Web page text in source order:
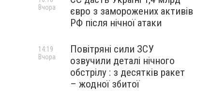
євро з заморожених активів
РФ після нічної атаки
Вчора
Повітряні сили ЗСУ
озвучили деталі нічного
обстрілу : з десятків ракет
– жодної збитої
14:19
Вчора